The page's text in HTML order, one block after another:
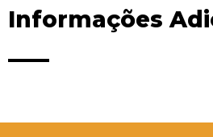
Informações